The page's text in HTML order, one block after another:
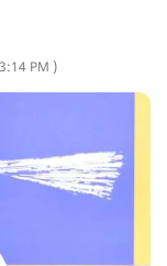
PM )